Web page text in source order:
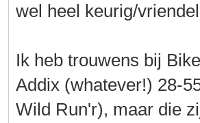
wel heel keurig/
Ik heb trouwens bij
Addix (whatever!) 28-
Wild Run'r), maar die